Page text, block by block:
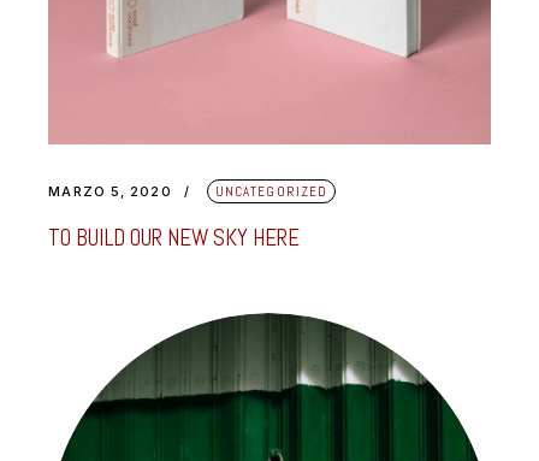
MARZO 5, 2020 UNCATEGORIZED
TO BUILD OUR NEW SKY HERE